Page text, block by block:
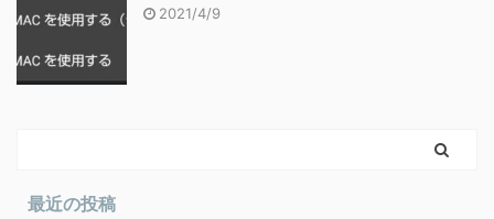
2021/4/9
最近の投稿